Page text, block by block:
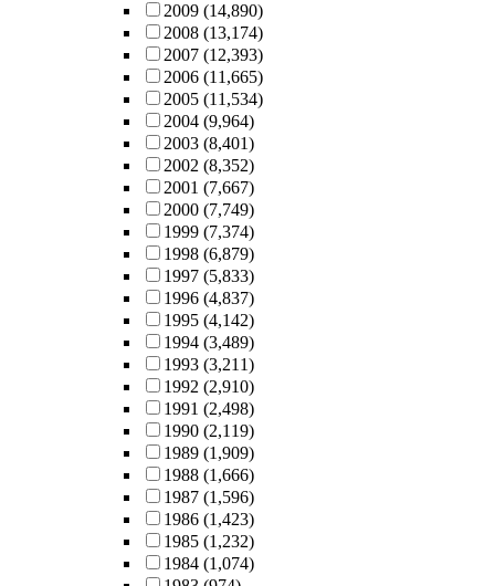
2009 (14,890)
2008 (13,174)
2007 (12,393)
2006 (11,665)
2005 (11,534)
2004 (9,964)
2003 (8,401)
2002 (8,352)
2001 (7,667)
2000 (7,749)
1999 (7,374)
1998 (6,879)
1997 (5,833)
1996 (4,837)
1995 (4,142)
1994 (3,489)
1993 (3,211)
1992 (2,910)
1991 (2,498)
1990 (2,119)
1989 (1,909)
1988 (1,666)
1987 (1,596)
1986 (1,423)
1985 (1,232)
1984 (1,074)